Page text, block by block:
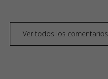
Ver todos los comentarios